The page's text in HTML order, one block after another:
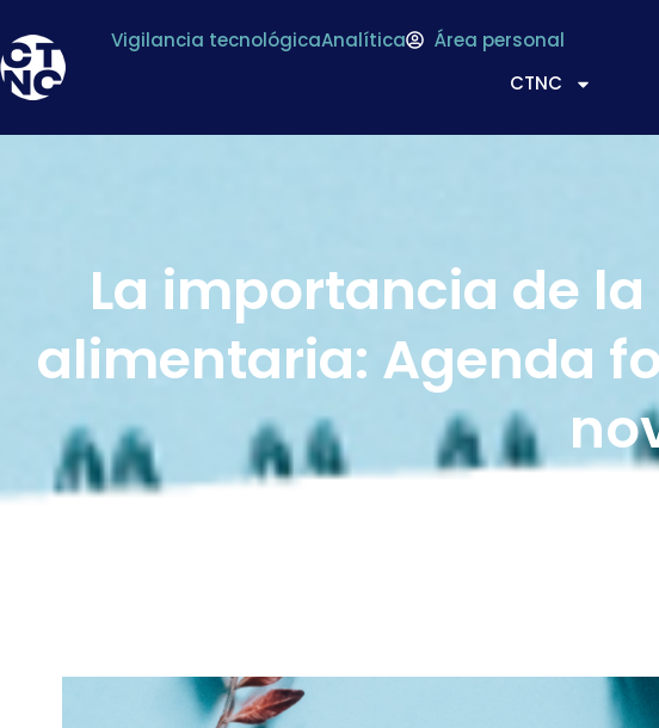
Vigilancia tecnológicaAnalítica
Área personal
CTNC
La importancia de
alimentaria: Agenda